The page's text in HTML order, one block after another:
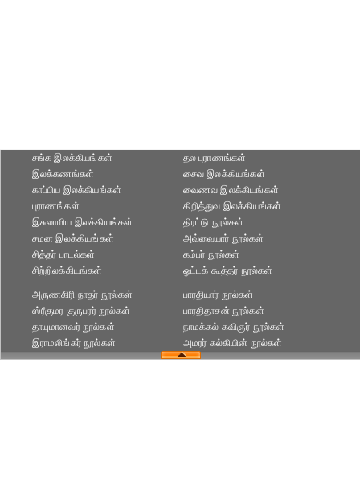
சங்க இலக்கியங்கள்
இலக்கணங்கள்
காப்பிய இலக்கியங்கள்
புராணங்கள்
தல புராணங்கள்
சைவ இலக்கியங்கள்
வைணவ இலக்கியங்கள்
கிறித்துவ இலக்கியங்கள்
இசுலாமிய இலக்கியங்கள்
சமன இலக்கியங்கள்
சித்தர் பாடல்கள்
சிற்றிலக்கியங்கள்
திரட்டு நூல்கள்
அவ்வையார் நூல்கள்
கம்பர் நூல்கள்
ஒட்டக் கூத்தர் நூல்கள்
அருணகிரி நாதர் நூல்கள்
ஸ்ரீகுமர குருபரர் நூல்கள்
தாயுமானவர் நூல்கள்
இராமலிங்கர் நூல்கள்
பாரதியார் நூல்கள்
பாரதிதாசன் நூல்கள்
நாமக்கல் கவிஞர் நூல்கள்
அமரர் கல்கியின் நூல்கள்